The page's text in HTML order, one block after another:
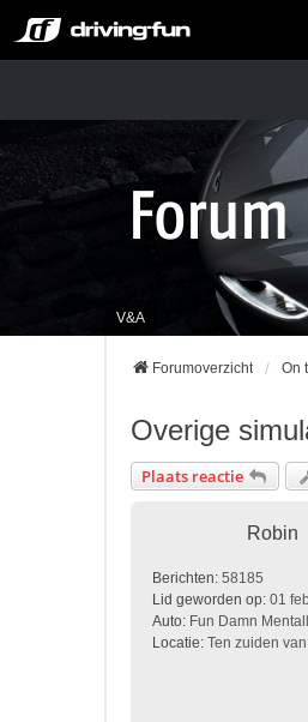
V&A
Forumoverzicht On
Overige
Plaats reactie
Robin
Berichten: 58185
Lid geworden op: 01
Auto: Fun Damn
Locatie: Ten zuiden